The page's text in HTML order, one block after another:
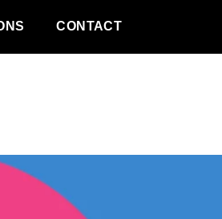
CONTACT